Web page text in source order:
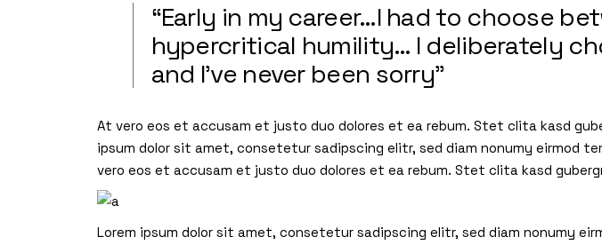
“Early in my career…I had to choose
hypercritical humility… I deliberately
and I’ve never been sorry”
At vero eos et accusam et justo duo dolores et ea rebum. Stet clita kasd
ipsum dolor sit amet, consetetur sadipscing elitr, sed diam nonumy eirmod
vero eos et accusam et justo duo dolores et ea rebum. Stet clita kasd
Lorem ipsum dolor sit amet, consetetur sadipscing elitr, sed diam nonumy